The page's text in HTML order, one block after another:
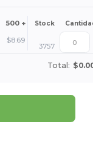
500 + Más
Stock
$8.69 +
3757
Total: